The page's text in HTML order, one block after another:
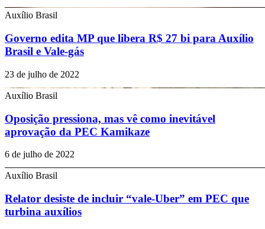
Auxílio Brasil
Governo edita MP que libera R$ 27 bi para Auxílio
Brasil e Vale-gás
23 de julho de 2022
Auxílio Brasil
Oposição pressiona, mas vê como inevitável
aprovação da PEC Kamikaze
6 de julho de 2022
Auxílio Brasil
Relator desiste de incluir “vale-Uber” em PEC que
turbina auxílios